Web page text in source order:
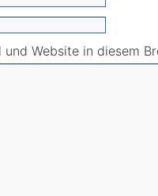
und Website in diesem